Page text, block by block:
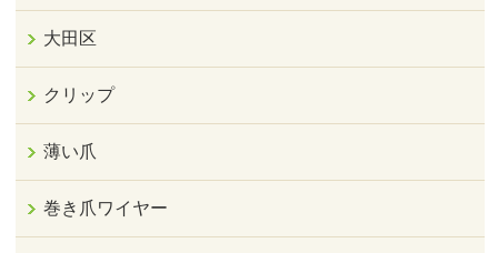
大田区
クリップ
薄い爪
巻き爪ワイヤー